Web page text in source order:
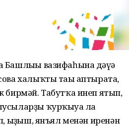
вазифаһына дәғүә
халыҡты тағы аптырата,
бирмәй. Табутҡа инеп ятып,
ҡурҡыуға ла
ыҙғыш, янъял менән иренән